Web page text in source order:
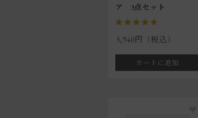
ア 3点セット
5,940円（税込）
カートに追加